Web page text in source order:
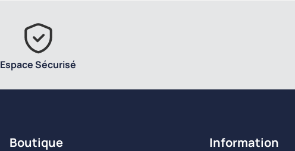
Espace Sécurisé
Boutique Information